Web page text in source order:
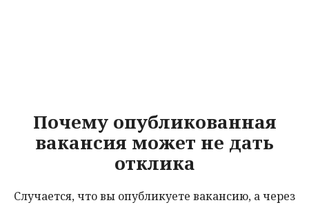
Почему опубликованная
вакансия может не дать
отклика
Случается, что вы опубликуете вакансию, а через